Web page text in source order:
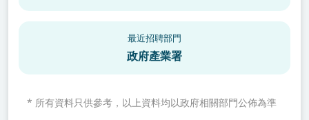
最近招聘部門
政府產業署
* 所有資料只供參考，以上資料均以政府相關部門公佈為準